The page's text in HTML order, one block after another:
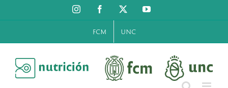
al
InstagramFacebook YouTube
FCM UNC